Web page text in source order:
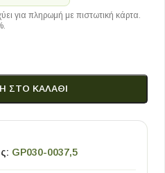
για πληρωμή με πιστωτική κάρτα.
ΣΤΟ ΚΑΛΆΘΙ
GP030-0037,5